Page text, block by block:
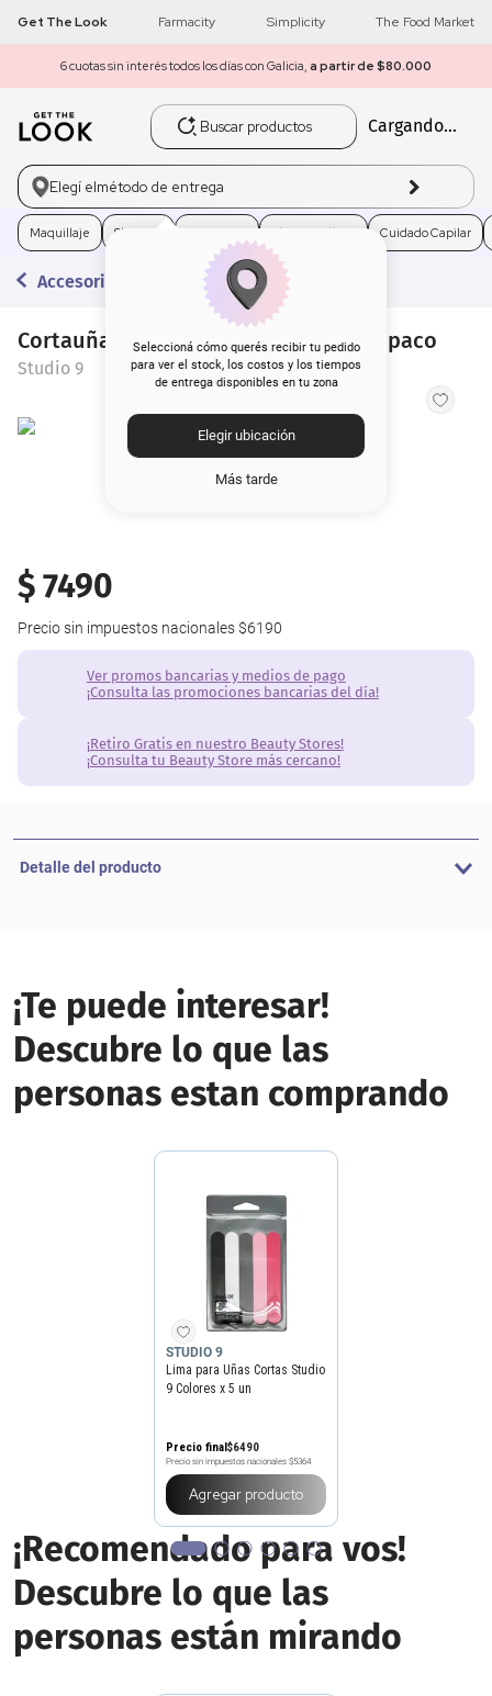
Get The Look Farmacity Simplicity The Food Market
6 cuotas sin interés todos los días con Galicia, a partir de $80.000
Buscar productos
Cargando...
Elegí elmétodo de entrega
Seleccioná cómo querés recibir tu pedido
para ver el stock, los costos y los tiempos
de entrega disponibles en tu zona
Elegir ubicación
Más tarde
Maquillaje Skincare Electro Belleza Cuidado Capilar
Accesorios
Cortauñas Chico Studio 9 de Acero Opaco
Studio 9
$7490
Precio sin impuestos nacionales $6190
Ver promos bancarias y medios de pago
¡Consulta las promociones bancarias del día!
¡Retiro Gratis en nuestro Beauty Stores!
¡Consulta tu Beauty Store más cercano!
Detalle del producto
¡Te puede interesar!
Descubre lo que las
personas estan comprando
STUDIO 9
Lima para Uñas Cortas Studio
9 Colores x 5 un
Precio final$6490
Precio sin impuestos nacionales $5364
Agregar producto
¡Recomendado para vos!
Descubre lo que las
personas están mirando
1 get the look
2 máscara pestañas
loreal
4. brochas
5. corrector
10. cher